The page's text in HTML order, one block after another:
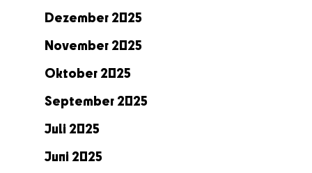
Dezember 2025
November 2025
Oktober 2025
September 2025
Juli 2025
Juni 2025